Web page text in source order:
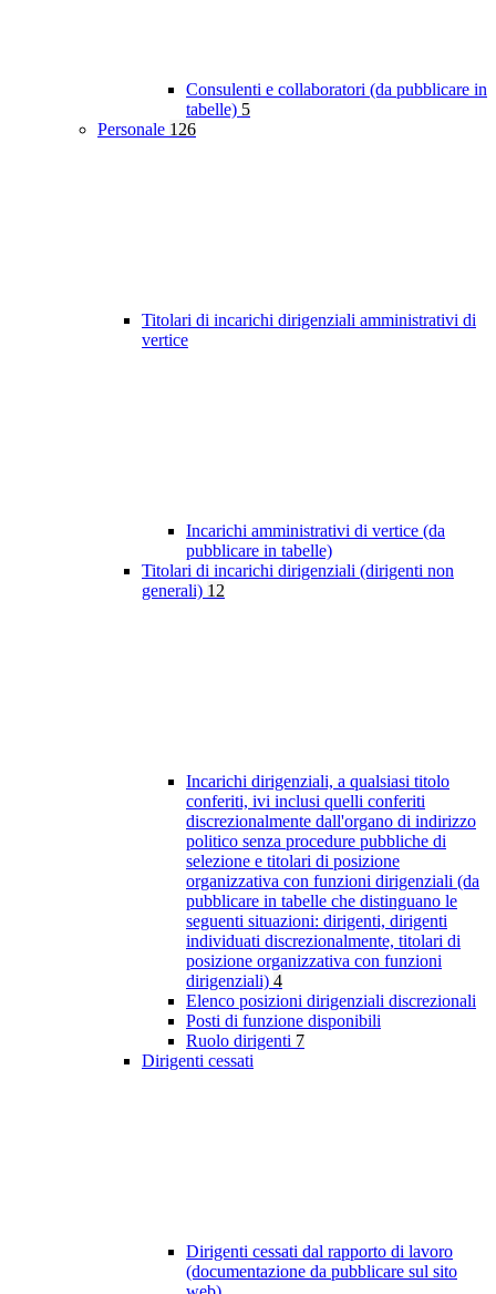
Consulenti e collaboratori (da pubblicare in
tabelle) 5
Personale 126
Titolari di incarichi dirigenziali amministrativi di
vertice
Incarichi amministrativi di vertice (da
pubblicare in tabelle)
Titolari di incarichi dirigenziali (dirigenti non
generali) 12
Incarichi dirigenziali, a qualsiasi titolo
conferiti, ivi inclusi quelli conferiti
discrezionalmente dall'organo di indirizzo
politico senza procedure pubbliche di
selezione e titolari di posizione
organizzativa con funzioni dirigenziali (da
pubblicare in tabelle che distinguano le
seguenti situazioni: dirigenti, dirigenti
individuati discrezionalmente, titolari di
posizione organizzativa con funzioni
dirigenziali) 4
Elenco posizioni dirigenziali discrezionali
Posti di funzione disponibili
Ruolo dirigenti 7
Dirigenti cessati
Dirigenti cessati dal rapporto di lavoro
(documentazione da pubblicare sul sito